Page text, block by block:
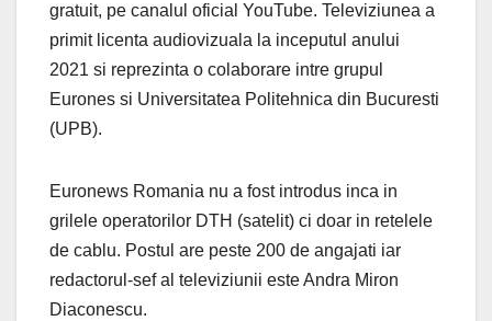
gratuit, pe canalul oficial YouTube. Televiziunea a
primit licenta audiovizuala la inceputul anului
2021 si reprezinta o colaborare intre grupul
Eurones si Universitatea Politehnica din Bucuresti
(UPB).
Euronews Romania nu a fost introdus inca in
grilele operatorilor DTH (satelit) ci doar in retelele
de cablu. Postul are peste 200 de angajati iar
redactorul-sef al televiziunii este Andra Miron
Diaconescu.